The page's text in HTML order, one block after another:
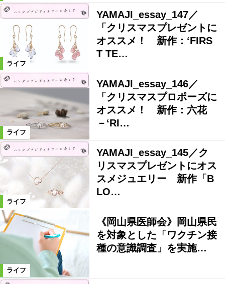
絞り込む
ライフ
YAMAJI_essay_147／
「クリスマスプレゼントに
オススメ！ 新作：‘FIRS
T TE…
ライフ
YAMAJI_essay_146／
「クリスマスプロポーズに
オススメ！ 新作：六花
－‘RI…
ライフ
YAMAJI_essay_145／ク
リスマスプレゼントにオス
スメジュエリー 新作「B
LO…
ライフ
《岡山県医師会》岡山県民
を対象とした「ワクチン接
種の意識調査」を実施…